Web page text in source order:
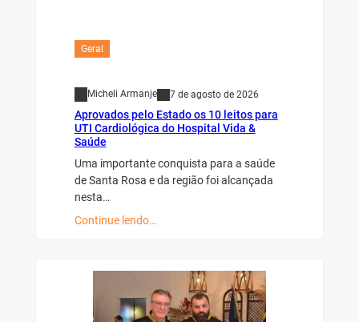
Geral
Micheli Armanje 7 de agosto de 2026
Aprovados pelo Estado os 10 leitos para
UTI Cardiológica do Hospital Vida &
Saúde
Uma importante conquista para a saúde
de Santa Rosa e da região foi alcançada
nesta…
Continue lendo…